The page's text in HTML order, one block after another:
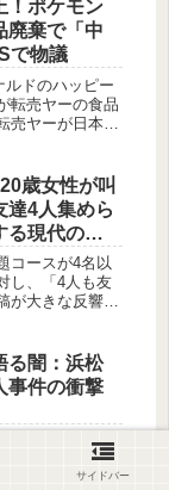
！ポケモン
廃棄で「中
で物議
ルドのハッピー
転売ヤーの食品
売ヤーが日本人
歳女性が叫
4人集めら
る現代の孤
コースが4名以
し、「4人も友
が大きな反響を
る闇：浜松
事件の衝撃
ルズバーで起き
クリナイフ」の
景、SNSの反応
サイドバー